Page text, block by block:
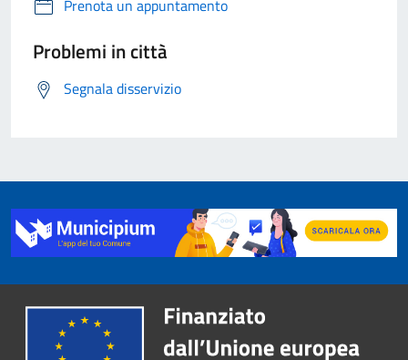
Prenota un appuntamento
Problemi in città
Segnala disservizio